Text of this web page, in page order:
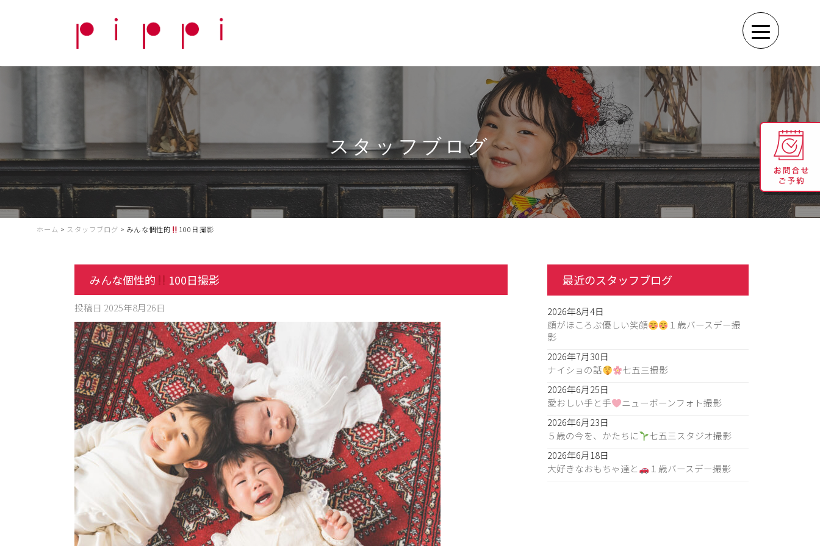
スタッフブログ
ホーム > スタッフブログ > みんな個性的 100日撮影
みんな個性的 100日撮影
投稿日 2025年8月26日
最近のスタッフブログ
2026年8月4日
顔がほころぶ優しい笑顔
１歳バースデー撮
影
2026年7月30日
ナイショの話
七五三撮影
2026年6月25日
愛おしい手と手
ニューボーンフォト撮影
2026年6月23日
５歳の今を、かたちに
七五三スタジオ撮影
2026年6月18日
大好きなおもちゃ達と
１歳バースデー撮影